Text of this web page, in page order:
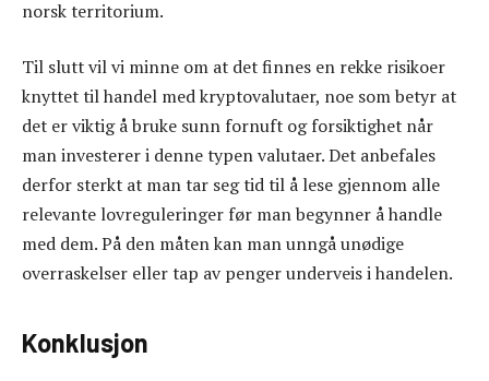
norsk territorium.
Til slutt vil vi minne om at det finnes en rekke risikoer
knyttet til handel med kryptovalutaer, noe som betyr at
det er viktig å bruke sunn fornuft og forsiktighet når
man investerer i denne typen valutaer. Det anbefales
derfor sterkt at man tar seg tid til å lese gjennom alle
relevante lovreguleringer før man begynner å handle
med dem. På den måten kan man unngå unødige
overraskelser eller tap av penger underveis i handelen.
Konklusjon